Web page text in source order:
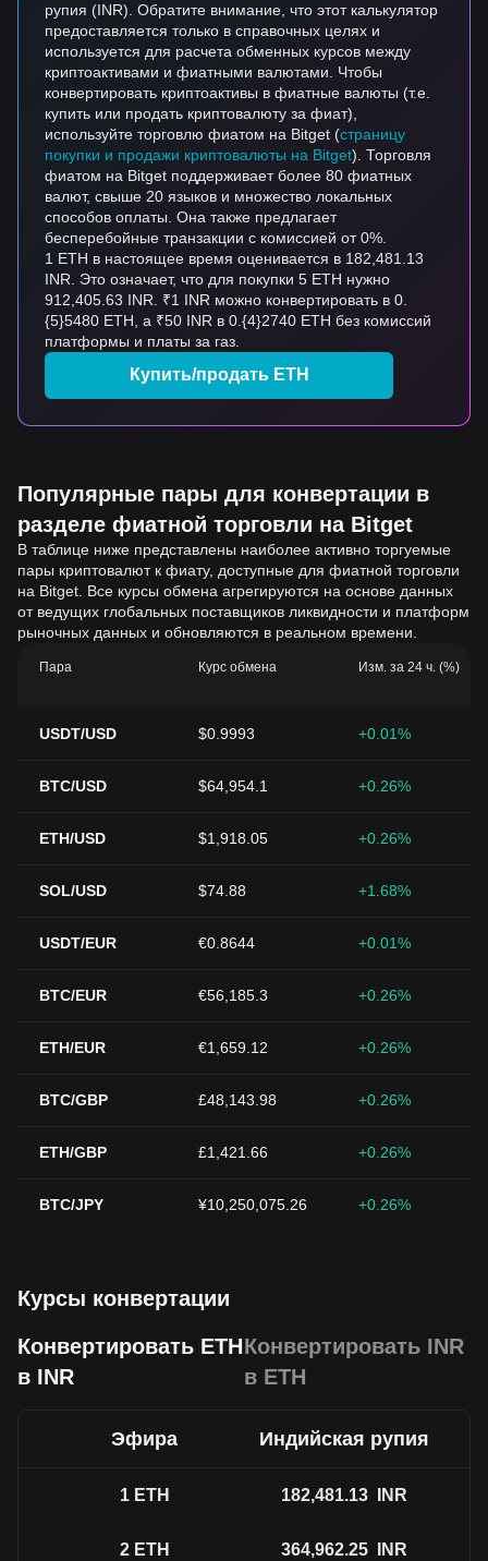
рупия (INR). Обратите внимание, что этот калькулятор
предоставляется только в справочных целях и
используется для расчета обменных курсов между
криптоактивами и фиатными валютами. Чтобы
конвертировать криптоактивы в фиатные валюты (т.е.
купить или продать криптовалюту за фиат),
используйте торговлю фиатом на Bitget (страницу
покупки и продажи криптовалюты на Bitget). Торговля
фиатом на Bitget поддерживает более 80 фиатных
валют, свыше 20 языков и множество локальных
способов оплаты. Она также предлагает
бесперебойные транзакции с комиссией от 0%.
1 ETH в настоящее время оценивается в 182,481.13
INR. Это означает, что для покупки 5 ETH нужно
912,405.63 INR. ₹1 INR можно конвертировать в 0.
{5}5480 ETH, а ₹50 INR в 0.{4}2740 ETH без комиссий
платформы и платы за газ.
Купить/продать ETH
Популярные пары для конвертации в
разделе фиатной торговли на Bitget
В таблице ниже представлены наиболее активно торгуемые
пары криптовалют к фиату, доступные для фиатной торговли
на Bitget. Все курсы обмена агрегируются на основе данных
от ведущих глобальных поставщиков ликвидности и платформ
рыночных данных и обновляются в реальном времени.
Пара Курс обмена Изм. за 24 ч. (%)
USDT/USD $0.9993 +0.01%
BTC/USD $64,954.1 +0.26%
ETH/USD $1,918.05 +0.26%
SOL/USD $74.88 +1.68%
USDT/EUR €0.8644 +0.01%
BTC/EUR €56,185.3 +0.26%
ETH/EUR €1,659.12 +0.26%
BTC/GBP £48,143.98 +0.26%
ETH/GBP £1,421.66 +0.26%
BTC/JPY ¥10,250,075.26 +0.26%
Курсы конвертации
Конвертировать ETH
в INR
Конвертировать INR
в ETH
Эфира Индийская рупия
1 ETH 182,481.13 INR
2 ETH 364,962.25 INR